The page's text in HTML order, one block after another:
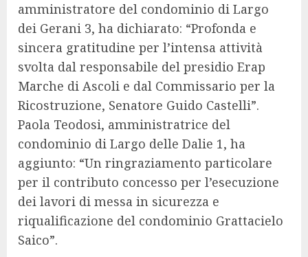
amministratore del condominio di Largo
dei Gerani 3, ha dichiarato: “Profonda e
sincera gratitudine per l’intensa attività
svolta dal responsabile del presidio Erap
Marche di Ascoli e dal Commissario per la
Ricostruzione, Senatore Guido Castelli”.
Paola Teodosi, amministratrice del
condominio di Largo delle Dalie 1, ha
aggiunto: “Un ringraziamento particolare
per il contributo concesso per l’esecuzione
dei lavori di messa in sicurezza e
riqualificazione del condominio Grattacielo
Saico”.